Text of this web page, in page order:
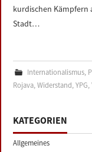
kurdischen Kämpfern
Stadt…
Internationalismus,
Rojava,Widerstand,YPG,
KATEGORIEN
Allgemeines